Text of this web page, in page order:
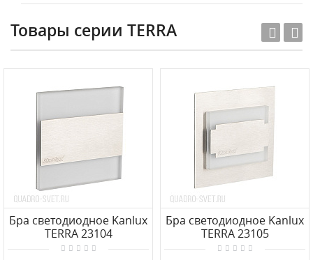
Товары серии TERRA
Бра светодиодное Kanlux
TERRA 23104
Бра светодиодное Kanlux
TERRA 23105